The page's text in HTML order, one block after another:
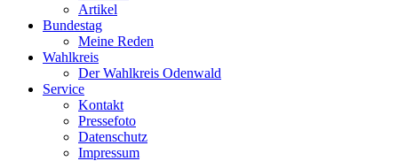
Artikel
Bundestag
Meine Reden
Wahlkreis
Der Wahlkreis Odenwald
Service
Kontakt
Pressefoto
Datenschutz
Impressum